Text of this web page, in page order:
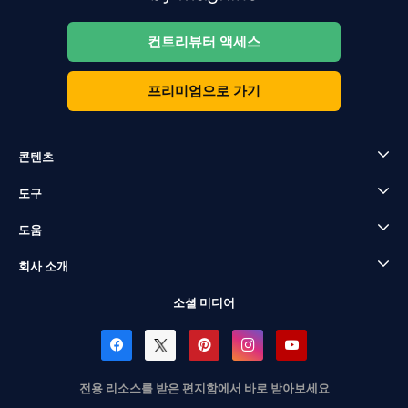
컨트리뷰터 액세스
프리미엄으로 가기
콘텐츠
도구
도움
회사 소개
소셜 미디어
전용 리소스를 받은 편지함에서 바로 받아보세요